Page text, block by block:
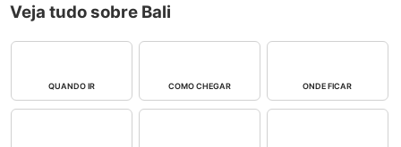
Veja tudo sobre Bali
QUANDO IR COMO CHEGAR ONDE FICAR